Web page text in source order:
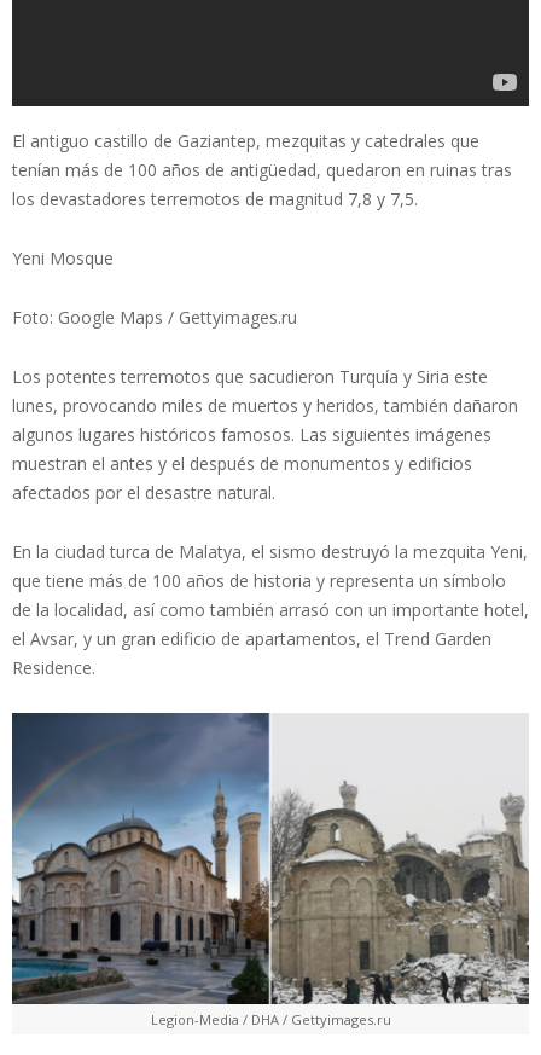
El antiguo castillo de Gaziantep, mezquitas y catedrales que
tenían más de 100 años de antigüedad, quedaron en ruinas tras
los devastadores terremotos de magnitud 7,8 y 7,5.
Yeni Mosque
Foto: Google Maps / Gettyimages.ru
Los potentes terremotos que sacudieron Turquía y Siria este
lunes, provocando miles de muertos y heridos, también dañaron
algunos lugares históricos famosos. Las siguientes imágenes
muestran el antes y el después de monumentos y edificios
afectados por el desastre natural.
En la ciudad turca de Malatya, el sismo destruyó la mezquita Yeni,
que tiene más de 100 años de historia y representa un símbolo
de la localidad, así como también arrasó con un importante hotel,
el Avsar, y un gran edificio de apartamentos, el Trend Garden
Residence.
Legion-Media / DHA / Gettyimages.ru